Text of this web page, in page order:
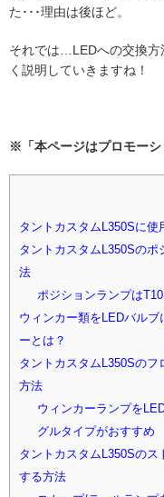
た･･･理由は後ほど。
それでは…LEDへの交換方
く説明していきますね！
※「本ページはプロモーシ
タントカスタムL350Sに使
タントカスタムL350Sの
法
ポジションランプは
ウィンカー類をLEDバル
ーとは？
タントカスタムL350Sの
方法
ウィンカーランプを
グルタイプがおすすめ
タントカスタムL350Sの
する方法